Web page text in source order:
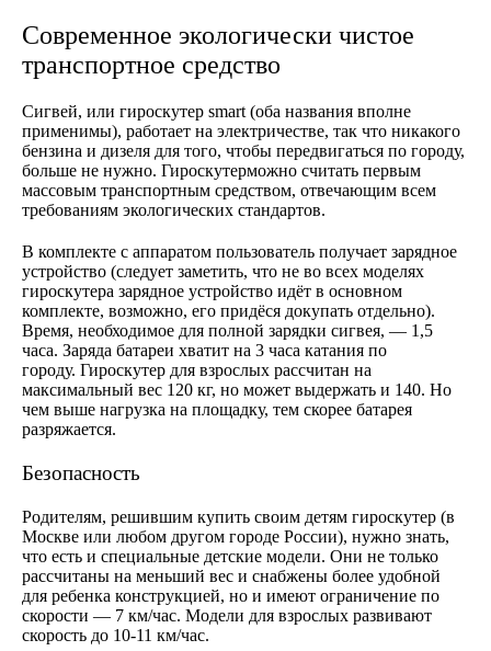
Современное экологически чистое
транспортное средство
Сигвей, или гироскутер smart (оба названия вполне
применимы), работает на электричестве, так что никакого
бензина и дизеля для того, чтобы передвигаться по городу,
больше не нужно. Гироскутерможно считать первым
массовым транспортным средством, отвечающим всем
требованиям экологических стандартов.
В комплекте с аппаратом пользователь получает зарядное
устройство (следует заметить, что не во всех моделях
гироскутера зарядное устройство идёт в основном
комплекте, возможно, его придёся докупать отдельно).
Время, необходимое для полной зарядки сигвея, — 1,5
часа. Заряда батареи хватит на 3 часа катания по
городу. Гироскутер для взрослых рассчитан на
максимальный вес 120 кг, но может выдержать и 140. Но
чем выше нагрузка на площадку, тем скорее батарея
разряжается.
Безопасность
Родителям, решившим купить своим детям гироскутер (в
Москве или любом другом городе России), нужно знать,
что есть и специальные детские модели. Они не только
рассчитаны на меньший вес и снабжены более удобной
для ребенка конструкцией, но и имеют ограничение по
скорости — 7 км/час. Модели для взрослых развивают
скорость до 10-11 км/час.